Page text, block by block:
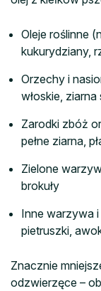
Oleje roślinne
kukurydziany,
Orzechy i
włoskie,
Zarodki zbóż
pełne ziarna,
Zielone
brokuły
Inne warzywa
pietruszki,
Znacznie
odzwierzęce –